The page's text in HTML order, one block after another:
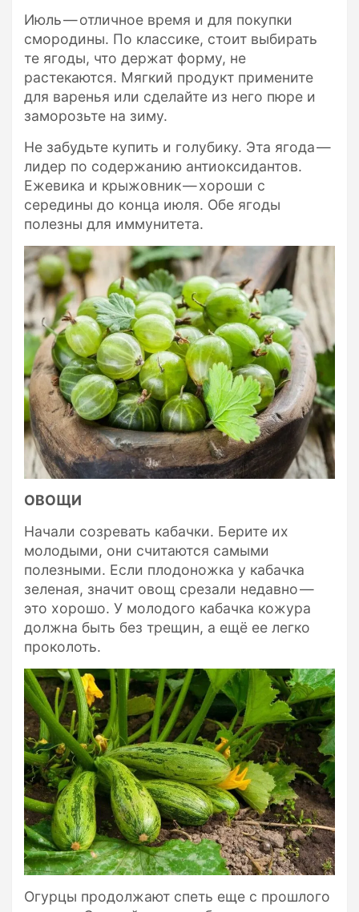
​Июль — отличное время и для покупки
смородины. По классике, стоит выбирать
те ягоды, что держат форму, не
растекаются. Мягкий продукт примените
для варенья или сделайте из него пюре и
заморозьте на зиму.
Не забудьте купить и голубику. Эта ягода —
лидер по содержанию антиоксидантов.
Ежевика и крыжовник — хороши с
середины до конца июля. Обе ягоды
полезны для иммунитета.
ОВОЩИ
Начали созревать кабачки. Берите их
молодыми, они считаются самыми
полезными. Если плодоножка у кабачка
зеленая, значит овощ срезали недавно —
это хорошо. У молодого кабачка кожура
должна быть без трещин, а ещё ее легко
проколоть.
Огурцы продолжают спеть еще с прошлого